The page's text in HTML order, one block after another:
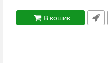
В кошик